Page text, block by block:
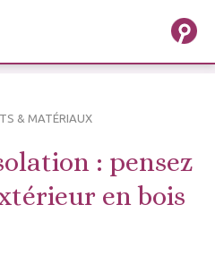
& MATÉRIAUX
: pensez
en bois